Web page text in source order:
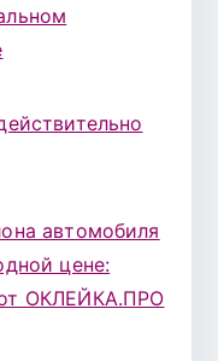
автомобиля
цене:
ОКЛЕЙКА.ПРО